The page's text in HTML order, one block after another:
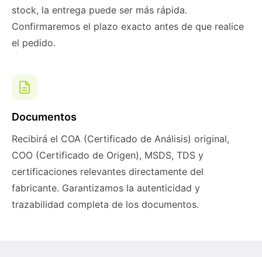
stock, la entrega puede ser más rápida.
Confirmaremos el plazo exacto antes de que realice
el pedido.
Documentos
Recibirá el COA (Certificado de Análisis) original,
COO (Certificado de Origen), MSDS, TDS y
certificaciones relevantes directamente del
fabricante. Garantizamos la autenticidad y
trazabilidad completa de los documentos.